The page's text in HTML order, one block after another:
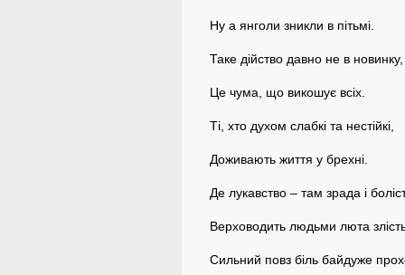
Ну а янголи зникли в пітьмі.
Таке дійство давно не в новинку,
Це чума, що викошує всіх.
Ті, хто духом слабкі та нестійкі,
Доживають життя у брехні.
Де лукавство – там зрада і
Верховодить людьми люта
Сильний повз біль байдуже